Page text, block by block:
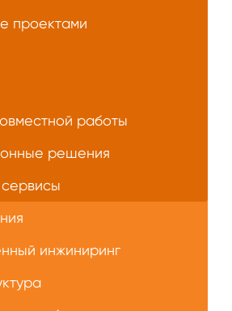
проектами
работы
решения
инжиниринг